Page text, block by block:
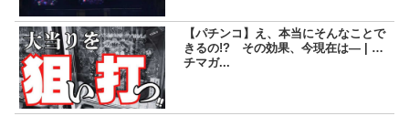
【パチンコ】え、本当にそんなことで
きるの!? その効果、今現在は― | パ
チマガ...